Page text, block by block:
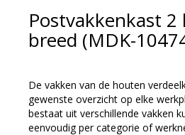
Postvakkenkast 2
breed (MDK-
De vakken van de houten
gewenste overzicht op elke
bestaat uit verschillende vakken
eenvoudig per categorie of